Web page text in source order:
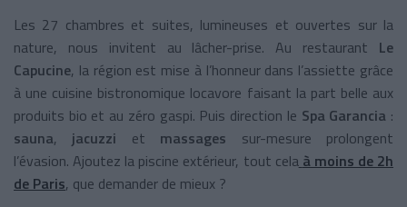
Les 27 chambres et suites, lumineuses et ouvertes sur la
nature, nous invitent au lâcher-prise. Au restaurant Le
Capucine, la région est mise à l’honneur dans l’assiette grâce
à une cuisine bistronomique locavore faisant la part belle aux
produits bio et au zéro gaspi. Puis direction le Spa Garancia :
sauna, jacuzzi et massages sur-mesure prolongent
l’évasion. Ajoutez la piscine extérieur, tout cela à moins de 2h
de Paris, que demander de mieux ?